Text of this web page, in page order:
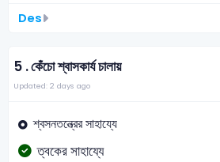
Des
5 .কেঁচো শ্বাসকার্য চালায়
Updated: 2 days ago
শ্বসনতন্ত্রের সাহায্যে
ত্বকের সাহায্যে